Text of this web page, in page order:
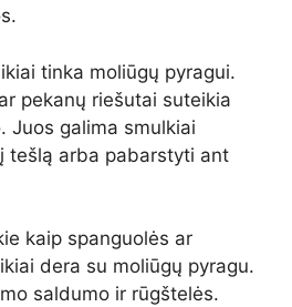
tinka moliūgų pyragui.
pekanų riešutai suteikia
Juos galima smulkiai
tešlą arba pabarstyti ant
kaip spanguolės ar
dera su moliūgų pyragu.
saldumo ir rūgštelės.